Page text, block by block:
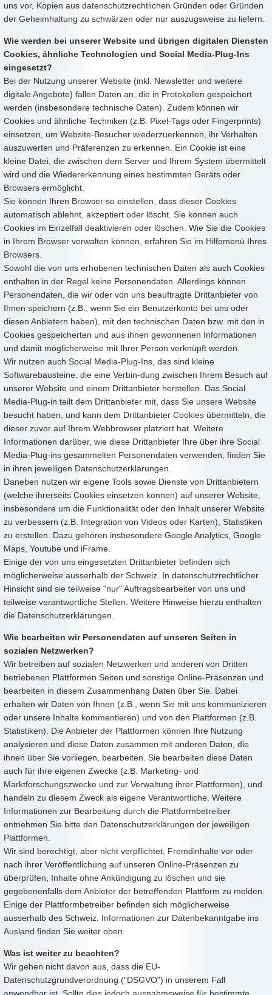
uns vor, Kopien aus datenschutzrechtlichen Gründen oder Gründen
der Geheimhaltung zu schwärzen oder nur auszugsweise zu liefern.
Wie werden bei unserer Website und übrigen digitalen Diensten
Cookies, ähnliche Technologien und Social Media-Plug-Ins
eingesetzt?
Bei der Nutzung unserer Website (inkl. Newsletter und weitere
digitale Angebote) fallen Daten an, die in Protokollen gespeichert
werden (insbesondere technische Daten). Zudem können wir
Cookies und ähnliche Techniken (z.B. Pixel-Tags oder Fingerprints)
einsetzen, um Website-Besucher wiederzuerkennen, ihr Verhalten
auszuwerten und Präferenzen zu erkennen. Ein Cookie ist eine
kleine Datei, die zwischen dem Server und Ihrem System übermittelt
wird und die Wiedererkennung eines bestimmten Geräts oder
Browsers ermöglicht.
Sie können Ihren Browser so einstellen, dass dieser Cookies
automatisch ablehnt, akzeptiert oder löscht. Sie können auch
Cookies im Einzelfall deaktivieren oder löschen. Wie Sie die Cookies
in Ihrem Browser verwalten können, erfahren Sie im Hilfemenü Ihres
Browsers.
Sowohl die von uns erhobenen technischen Daten als auch Cookies
enthalten in der Regel keine Personendaten. Allerdings können
Personendaten, die wir oder von uns beauftragte Drittanbieter von
Ihnen speichern (z.B., wenn Sie ein Benutzerkonto bei uns oder
diesen Anbietern haben), mit den technischen Daten bzw. mit den in
Cookies gespeicherten und aus ihnen gewonnenen Informationen
und damit möglicherweise mit Ihrer Person verknüpft werden.
Wir nutzen auch Social Media-Plug-Ins, das sind kleine
Softwarebausteine, die eine Verbin-dung zwischen Ihrem Besuch auf
unserer Website und einem Drittanbieter herstellen. Das Social
Media-Plug-in teilt dem Drittanbieter mit, dass Sie unsere Website
besucht haben, und kann dem Drittanbieter Cookies übermitteln, die
dieser zuvor auf Ihrem Webbrowser platziert hat. Weitere
Informationen darüber, wie diese Drittanbieter Ihre über ihre Social
Media-Plug-ins gesammelten Personendaten verwenden, finden Sie
in ihren jeweiligen Datenschutzerklärungen.
Daneben nutzen wir eigene Tools sowie Dienste von Drittanbietern
(welche ihrerseits Cookies einsetzen können) auf unserer Website,
insbesondere um die Funktionalität oder den Inhalt unserer Website
zu verbessern (z.B. Integration von Videos oder Karten), Statistiken
zu erstellen. Dazu gehören insbesondere Google Analytics, Google
Maps, Youtube und iFrame.
Einige der von uns eingesetzten Drittanbieter befinden sich
möglicherweise ausserhalb der Schweiz. In datenschutzrechtlicher
Hinsicht sind sie teilweise "nur" Auftragsbearbeiter von uns und
teilweise verantwortliche Stellen. Weitere Hinweise hierzu enthalten
die Datenschutzerklärungen.
Wie bearbeiten wir Personendaten auf unseren Seiten in
sozialen Netzwerken?
Wir betreiben auf sozialen Netzwerken und anderen von Dritten
betriebenen Plattformen Seiten und sonstige Online-Präsenzen und
bearbeiten in diesem Zusammenhang Daten über Sie. Dabei
erhalten wir Daten von Ihnen (z.B., wenn Sie mit uns kommunizieren
oder unsere Inhalte kommentieren) und von den Plattformen (z.B.
Statistiken). Die Anbieter der Plattformen können Ihre Nutzung
analysieren und diese Daten zusammen mit anderen Daten, die
ihnen über Sie vorliegen, bearbeiten. Sie bearbeiten diese Daten
auch für ihre eigenen Zwecke (z.B. Marketing- und
Marktforschungszwecke und zur Verwaltung ihrer Plattformen), und
handeln zu diesem Zweck als eigene Verantwortliche. Weitere
Informationen zur Bearbeitung durch die Plattformbetreiber
entnehmen Sie bitte den Datenschutzerklärungen der jeweiligen
Plattformen.
Wir sind berechtigt, aber nicht verpflichtet, Fremdinhalte vor oder
nach ihrer Veröffentlichung auf unseren Online-Präsenzen zu
überprüfen, Inhalte ohne Ankündigung zu löschen und sie
gegebenenfalls dem Anbieter der betreffenden Plattform zu melden.
Einige der Plattformbetreiber befinden sich möglicherweise
ausserhalb des Schweiz. Informationen zur Datenbekanntgabe ins
Ausland finden Sie weiter oben.
Was ist weiter zu beachten?
Wir gehen nicht davon aus, dass die EU-
Datenschutzgrundverordnung ("DSGVO") in unserem Fall
anwendbar ist. Sollte dies jedoch ausnahmsweise für bestimmte